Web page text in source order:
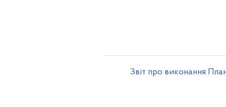
Звіт про виконання